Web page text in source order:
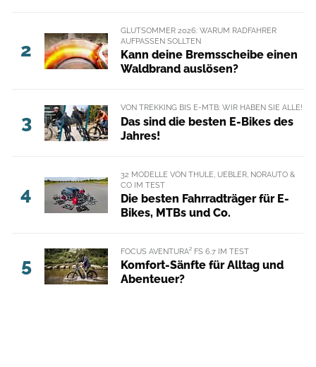
2
GLUTSOMMER 2026: WARUM RADFAHRER
AUFPASSEN SOLLTEN
Kann deine Bremsscheibe einen
Waldbrand auslösen?
3
VON TREKKING BIS E-MTB: WIR HABEN SIE ALLE!
Das sind die besten E-Bikes des
Jahres!
4
32 MODELLE VON THULE, UEBLER, NORAUTO &
CO IM TEST
Die besten Fahrradträger für E-
Bikes, MTBs und Co.
5
FOCUS AVENTURA² FS 6.7 IM TEST
Komfort-Sänfte für Alltag und
Abenteuer?